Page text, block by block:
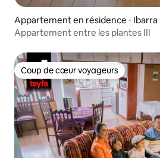
Appartement en résidence ⋅ Ibarra
Appartement entre les plantes III
Coup de cœur voyageurs
Coup de cœur voyageurs